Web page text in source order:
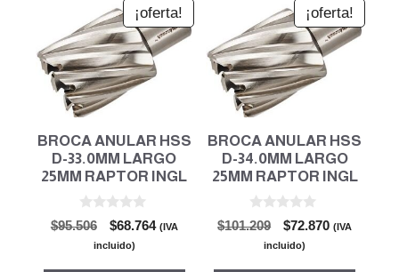
¡oferta!
BROCA ANULAR HSS
D-33.0MM LARGO
25MM RAPTOR INGL
0
d
$95.506
El
precio
$68.764El(IVA
incluido)
¡oferta!
BROCA ANULAR HSS
D-34.0MM LARGO
25MM RAPTOR INGL
0
d
$101.209
El
precio
$72.870El(IVA
incluido)